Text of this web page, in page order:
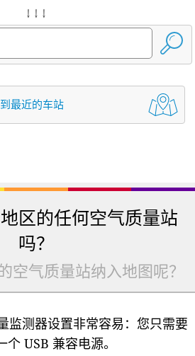
↓ ↓ ↓
最近的车站
区的任何空气质量站
吗？
空气质量站纳入地图呢？
监测器设置非常容易：您只需要
USB 兼容电源。